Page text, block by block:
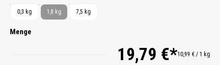
0,3 kg 1,8 kg 7,5 kg
Menge
19,79 €*10,99 € / 1 kg